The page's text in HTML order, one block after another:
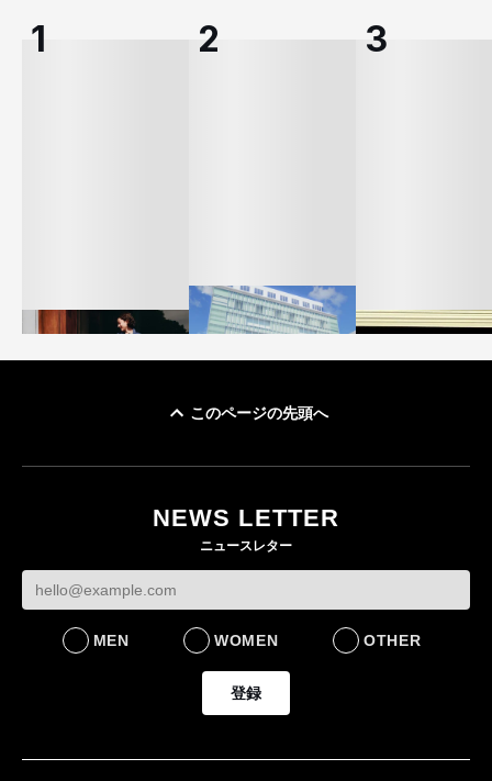
ケットなど7型を発売
FASHION
FASHION
BUSINESS
このページの先頭へ
NEWS LETTER
ニュースレター
MEN WOMEN OTHER
登録